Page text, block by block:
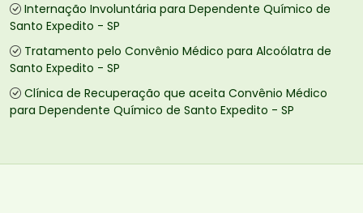
Internação Involuntária para Dependente Químico de
Santo Expedito - SP
Tratamento pelo Convênio Médico para Alcoólatra de
Santo Expedito - SP
Clínica de Recuperação que aceita Convênio Médico
para Dependente Químico de Santo Expedito - SP